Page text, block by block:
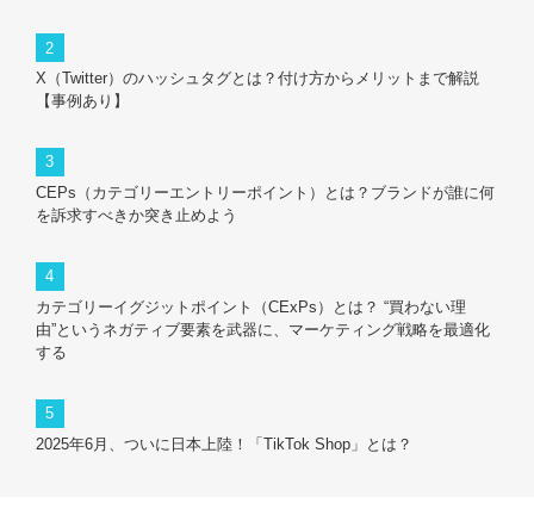
X（Twitter）のハッシュタグとは？付け方からメリットまで解説
【事例あり】
CEPs（カテゴリーエントリーポイント）とは？ブランドが誰に何
を訴求すべきか突き止めよう
カテゴリーイグジットポイント（CExPs）とは？ “買わない理
由”というネガティブ要素を武器に、マーケティング戦略を最適化
する
2025年6月、ついに日本上陸！「TikTok Shop」とは？